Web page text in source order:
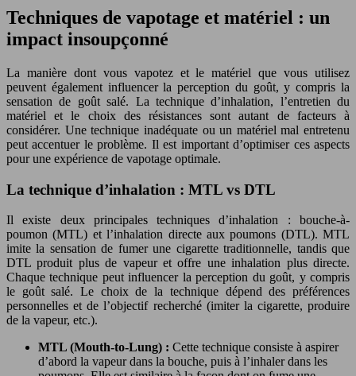
Techniques de vapotage et matériel : un
impact insoupçonné
La manière dont vous vapotez et le matériel que vous utilisez
peuvent également influencer la perception du goût, y compris la
sensation de goût salé. La technique d’inhalation, l’entretien du
matériel et le choix des résistances sont autant de facteurs à
considérer. Une technique inadéquate ou un matériel mal entretenu
peut accentuer le problème. Il est important d’optimiser ces aspects
pour une expérience de vapotage optimale.
La technique d’inhalation : MTL vs DTL
Il existe deux principales techniques d’inhalation : bouche-à-
poumon (MTL) et l’inhalation directe aux poumons (DTL). MTL
imite la sensation de fumer une cigarette traditionnelle, tandis que
DTL produit plus de vapeur et offre une inhalation plus directe.
Chaque technique peut influencer la perception du goût, y compris
le goût salé. Le choix de la technique dépend des préférences
personnelles et de l’objectif recherché (imiter la cigarette, produire
de la vapeur, etc.).
MTL (Mouth-to-Lung) : Cette technique consiste à aspirer
d’abord la vapeur dans la bouche, puis à l’inhaler dans les